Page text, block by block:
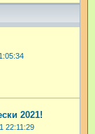
2021!
22:11:29